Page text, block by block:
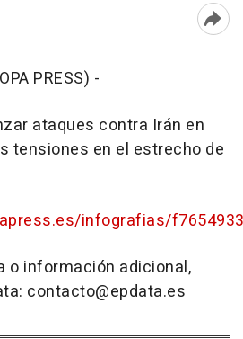
PRESS) -
ataques contra Irán en
tensiones en el estrecho de
infografias/
o información adicional,
contacto@epdata.es